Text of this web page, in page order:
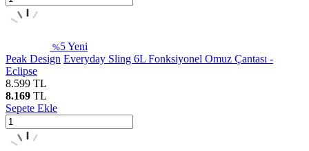
%5Yeni
Peak Design Everyday Sling 6L Fonksiyonel Omuz Çantası -
Eclipse
8.599 TL
8.169 TL
Sepete Ekle